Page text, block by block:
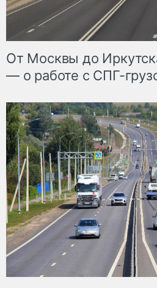
От Москвы до
— о работе с СПГ-